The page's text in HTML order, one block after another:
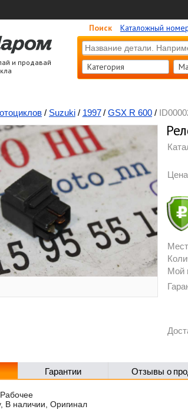
и продавай
Поиск Каталожный
Категория
/ Suzuki / 1997 / GSX R 600 /
Мой
Гарантии Отзывы о
Рабочее
В наличии, Оригинал